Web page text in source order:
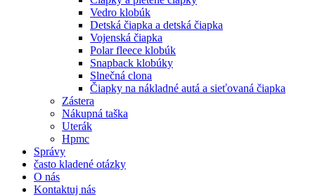
Vedro klobúk
Detská čiapka a detská čiapka
Vojenská čiapka
Polar fleece klobúk
Snapback klobúky
Slnečná clona
Čiapky na nákladné autá a sieťovaná čiapka
Zástera
Nákupná taška
Uterák
Hpmc
Správy
často kladené otázky
O nás
Kontaktuj nás